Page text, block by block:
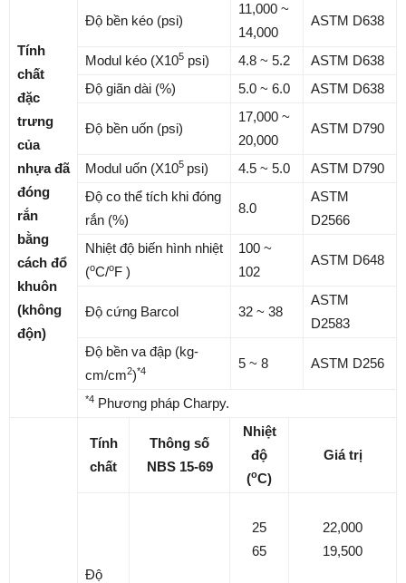
Tính
chất
đặc
trưng
của
nhựa đã
đóng
rắn
bằng
cách đổ
khuôn
(không
độn)
Độ bền kéo (psi)
11,000 ~
14,000
ASTM D638
Modul kéo (X105 psi) 4.8 ~ 5.2
ASTM D638
Độ giãn dài (%)
5.0 ~ 6.0 ASTM D638
Độ bền uốn (psi)
17,000 ~
20,000
ASTM D790
Modul uốn (X105 psi) 4.5 ~ 5.0
ASTM D790
Độ co thể tích khi đóng
rắn (%)
8.0
ASTM
D2566
Nhiệt độ biến hình nhiệt
(oC/oF )
100 ~
102
ASTM D648
Độ cứng Barcol 32 ~ 38
ASTM
D2583
Độ bền va đập (kg-
cm/cm2)*4
5 ~ 8 ASTM D256
*4 Phương pháp Charpy.
Tính
chất
Thông số
NBS 15-69
Nhiệt
độ
(oC)
Giá trị
Độ
25
65
22,000
19,500